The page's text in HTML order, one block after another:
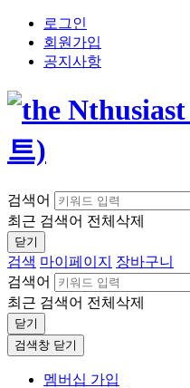
로그인
회원가입
공지사항
검색어
최근 검색어 전체삭제
닫기
검색 마이페이지
장바구니
검색어
최근 검색어 전체삭제
닫기
검색창 닫기
멤버십 가입